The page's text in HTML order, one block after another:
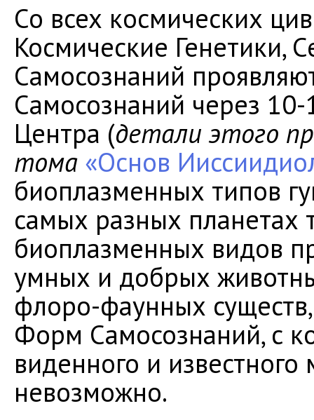
Со всех космических
Космические
Самосознаний
Самосознаний через
Центра (детали этого
тома «Основ
биоплазменных типов
самых разных планетах
биоплазменных видов
умных и добрых
флоро-фаунных
Форм Самосознаний, с
виденного и известного
невозможно.